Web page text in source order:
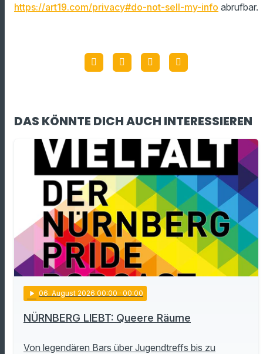
https://art19.com/privacy#do-not-sell-my-info abrufbar.
DAS KÖNNTE DICH AUCH INTERESSIEREN
play_arrow 06. August 2026 00:00 · 00:00
NÜRNBERG LIEBT: Queere Räume
Von legendären Bars über Jugendtreffs bis zu